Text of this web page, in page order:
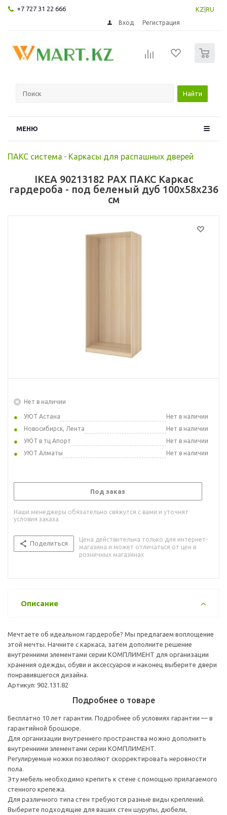
+7 727 31 22 666 KZ RU
Вход Регистрация
Найти
МЕНЮ
ПАКС система - Каркасы для распашных дверей
IKEA 90213182 PAX ПАКС Каркас
гардероба - под беленый дуб 100x58x236
см
Нет в наличии
УЮТ Астана
Нет в наличии
Новосибирск, Лента
Нет в наличии
УЮТ в тц Апорт
Нет в наличии
УЮТ Алматы
Нет в наличии
Под заказ
Наши менеджеры обязательно свяжутся с вами и уточнят
условия заказа
Поделиться
Цена действительна только для интернет-
магазина и может отличаться от цен в
розничных магазинах
Описание
Мечтаете об идеальном гардеробе? Мы предлагаем воплощение
этой мечты. Начните с каркаса, затем дополните решение
внутренними элементами серии КОМПЛИМЕНТ для организации
хранения одежды, обуви и аксессуаров и наконец выберите двери
понравившегося дизайна.
Артикул: 902.131.82
Подробнее о товаре
Бесплатно 10 лет гарантии. Подробнее об условиях гарантии — в
гарантийной брошюре.
Для организации внутреннего пространства можно дополнить
внутренними элементами серии КОМПЛИМЕНТ.
Регулируемые ножки позволяют скорректировать неровности
пола.
Эту мебель необходимо крепить к стене с помощью прилагаемого
стенного крепежа.
Для различного типа стен требуются разные виды креплений.
Выберите подходящие для ваших стен шурупы, дюбели,